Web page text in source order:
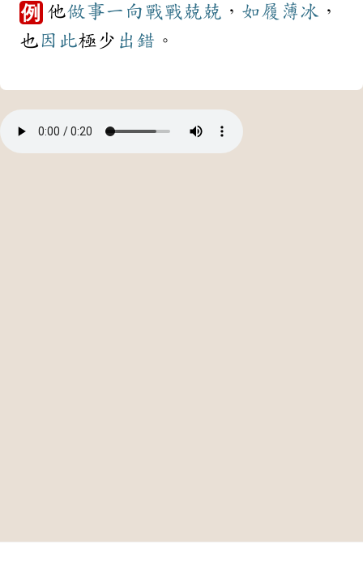
例 他做事一向 戰戰兢兢 ， 如履薄冰 ，
也 因此極少 出錯 。